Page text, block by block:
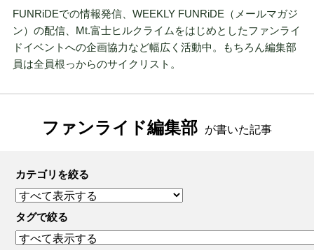
FUNRiDEでの情報発信、WEEKLY FUNRiDE（メールマガジ
ン）の配信、Mt.富士ヒルクライムをはじめとしたファンライ
ドイベントへの企画協力など幅広く活動中。もちろん編集部
員は全員根っからのサイクリスト。
ファンライド編集部 が書いた記事
カテゴリを絞る
タグで絞る